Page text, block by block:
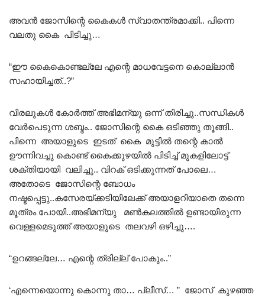
അവൻ ജോസിന്റെ കൈകൾ സ്വാതന്ത്രമാക്കി.. പിന്നെ
വലതു കൈ പിടിച്ചു…
“ഈ കൈകൊണ്ടല്ലേ എന്റെ മാധവേട്ടനെ കൊല്ലാൻ
സഹായിച്ചത്..?”
വിരലുകൾ കോർത്ത് അഭിമന്യു ഒന്ന് തിരിച്ചു..സന്ധികൾ
വേർപെടുന്ന ശബ്ദം.. ജോസിന്റെ കൈ ഒടിഞ്ഞു തൂങ്ങി..
പിന്നെ അയാളുടെ ഇടത് കൈ മുട്ടിൽ തന്റെ കാൽ
ഊന്നിവച്ചു കൊണ്ട് കൈക്കുഴയിൽ പിടിച്ച് മുകളിലോട്ട്
ശക്തിയായി വലിച്ചു.. വിറക് ഒടിക്കുന്നത് പോലെ…
അതോടെ ജോസിന്റെ ബോധം
നഷ്ടപ്പെട്ടു..കസേരയ്ക്കടിയിലേക്ക് അയാളറിയാതെ തന്നെ
മൂത്രം പോയി..അഭിമന്യു മൺകലത്തിൽ ഉണ്ടായിരുന്ന
വെള്ളമെടുത്ത് അയാളുടെ തലവഴി ഒഴിച്ചു….
“ഉറങ്ങല്ലേ… എന്റെ ത്രില്ല് പോകും..”
‘എന്നെയൊന്നു കൊന്നു താ… പ്ലീസ്… ” ജോസ് കുഴഞ്ഞ